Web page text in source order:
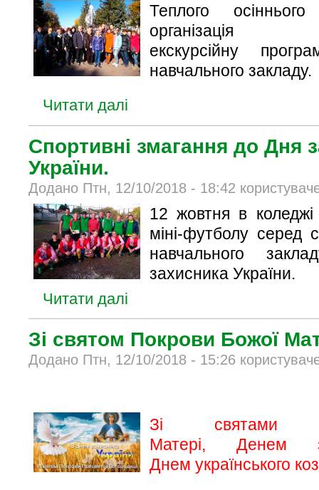
Теплого
організація
екскурсійну
навчального закладу.
Читати далі
Спортивні змагання до Дня
України.
Додано Птн, 12/10/2018 - 18:42
12 жовтня в коледжі
міні-футболу серед
навчального
захисника України.
Читати далі
Зі святом Покрови Божої
Додано Птн, 12/10/2018 - 15:26
Зі святами
Матері, Денем
Днем українського